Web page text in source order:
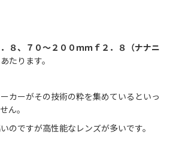
８、７０～２００ｍｍｆ２．８（ナナニ
たります。
カーがその技術の粋を集めているといっ
ん。
のですが高性能なレンズが多いです。